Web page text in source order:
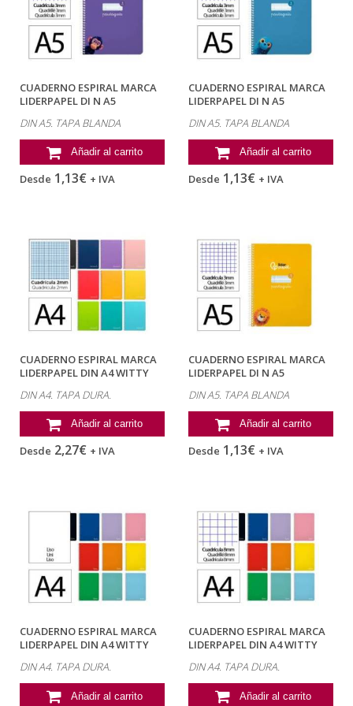
CUADERNO ESPIRAL MARCA
LIDERPAPEL DI N A5
DIN A5. TAPA BLANDA
Añadir al carrito
Desde 1,13€ + IVA
CUADERNO ESPIRAL MARCA
LIDERPAPEL DI N A5
DIN A5. TAPA BLANDA
Añadir al carrito
Desde 1,13€ + IVA
CUADERNO ESPIRAL MARCA
LIDERPAPEL DIN A4 WITTY
DIN A4. TAPA DURA.
Añadir al carrito
Desde 2,27€ + IVA
CUADERNO ESPIRAL MARCA
LIDERPAPEL DI N A5
DIN A5. TAPA BLANDA
Añadir al carrito
Desde 1,13€ + IVA
CUADERNO ESPIRAL MARCA
LIDERPAPEL DIN A4 WITTY
DIN A4. TAPA DURA.
Añadir al carrito
CUADERNO ESPIRAL MARCA
LIDERPAPEL DIN A4 WITTY
DIN A4. TAPA DURA.
Añadir al carrito